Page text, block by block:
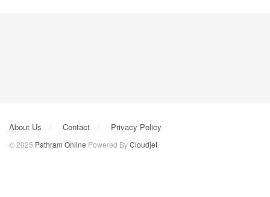
About Us Contact Privacy Policy
© 2025 Pathram Online Powered ByCloudjet